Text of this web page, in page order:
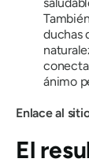
duchas
ánimo
Enlace al
El